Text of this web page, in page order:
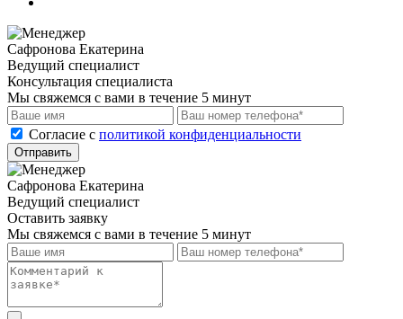
Сафронова Екатерина
Ведущий специалист
Консультация специалиста
Мы свяжемся с вами в течение 5 минут
Cогласие с политикой конфиденциальности
Отправить
Сафронова Екатерина
Ведущий специалист
Оставить заявку
Мы свяжемся с вами в течение 5 минут